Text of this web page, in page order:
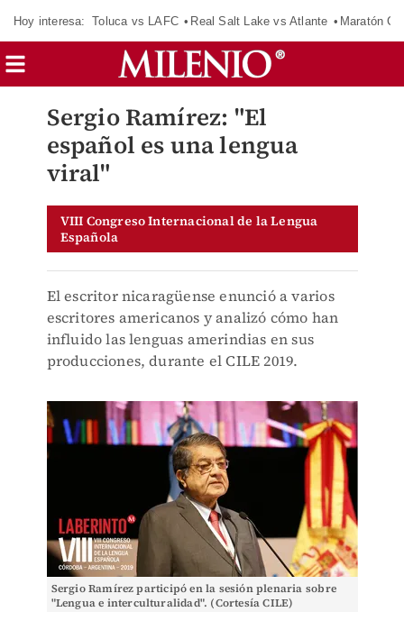
Hoy interesa: Toluca vs LAFC Real Salt Lake vs Atlante Maratón
Sergio Ramírez: "El
español es una lengua
viral"
VIII Congreso Internacional de la Lengua
Española
El escritor nicaragüense enunció a varios
escritores americanos y analizó cómo han
influido las lenguas amerindias en sus
producciones, durante el CILE 2019.
Sergio Ramírez participó en la sesión plenaria sobre
"Lengua e interculturalidad". (Cortesía CILE)